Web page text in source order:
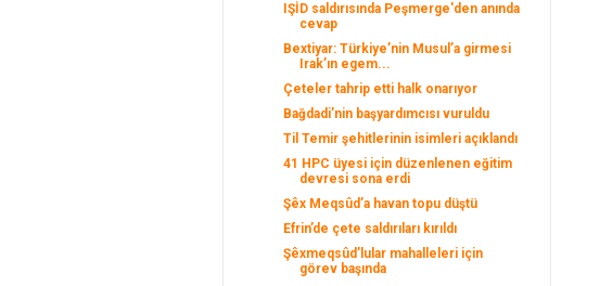
IŞİD saldırısında Peşmerge'den anında
cevap
Bextiyar: Türkiye’nin Musul’a girmesi
Irak’ın egem...
Çeteler tahrip etti halk onarıyor
Bağdadi’nin başyardımcısı vuruldu
Til Temir şehitlerinin isimleri açıklandı
41 HPC üyesi için düzenlenen eğitim
devresi sona erdi
Şêx Meqsûd’a havan topu düştü
Efrin’de çete saldırıları kırıldı
Şêxmeqsûd’lular mahalleleri için
görev başında